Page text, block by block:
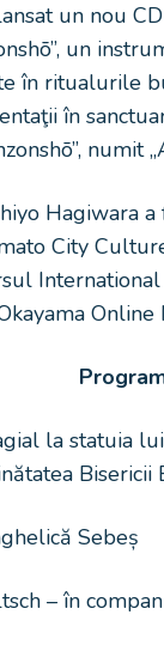
un nou
un
în ritualurile
în
numit
Hagiwara
City
International
Online
la statuia
Bisericii
Sebeș
– în